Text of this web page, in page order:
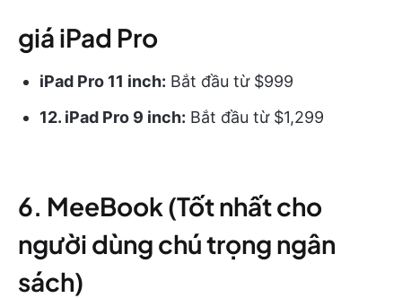
giá iPad Pro
iPad Pro 11 inch: Bắt đầu từ $999
12. iPad Pro 9 inch: Bắt đầu từ $1,299
6. MeeBook (Tốt nhất cho
người dùng chú trọng ngân
sách)